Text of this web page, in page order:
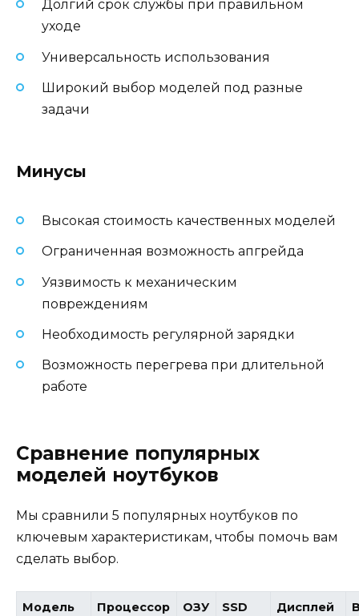
Долгий срок службы при правильном
уходе
Универсальность использования
Широкий выбор моделей под разные
задачи
Минусы
Высокая стоимость качественных моделей
Ограниченная возможность апгрейда
Уязвимость к механическим
повреждениям
Необходимость регулярной зарядки
Возможность перегрева при длительной
работе
Сравнение популярных
моделей ноутбуков
Мы сравнили 5 популярных ноутбуков по
ключевым характеристикам, чтобы помочь вам
сделать выбор.
Модель Процессор ОЗУ SSD Дисплей